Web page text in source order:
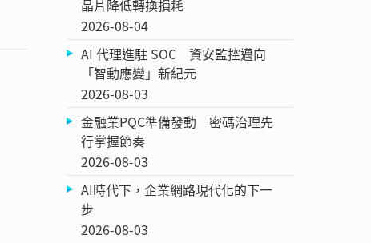
晶片降低轉換損耗
2026-08-04
AI 代理進駐 SOC 資安監控邁向
「智動應變」新紀元
2026-08-03
金融業PQC準備發動 密碼治理先
行掌握節奏
2026-08-03
AI時代下，企業網路現代化的下一
步
2026-08-03